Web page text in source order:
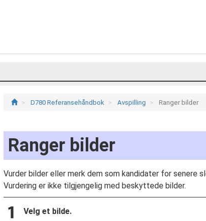
D780 Referansehåndbok Avspilling Ranger bilder
Ranger bilder
Vurder bilder eller merk dem som kandidater for senere
Vurdering er ikke tilgjengelig med beskyttede bilder.
Velg et bilde.